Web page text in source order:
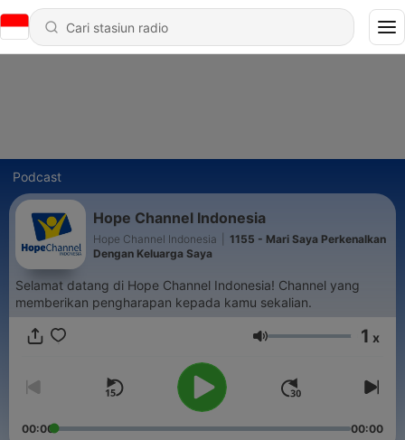
Podcast
Hope Channel Indonesia
Hope Channel Indonesia
1155 - Mari Saya Perkenalkan
Dengan Keluarga Saya
Selamat datang di Hope Channel Indonesia! Channel yang
memberikan pengharapan kepada kamu sekalian.
Volume 1 x
00:00 00:00